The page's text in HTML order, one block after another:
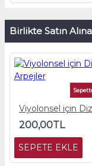
Birlikte Satın
200,00TL
SEPETE EKLE